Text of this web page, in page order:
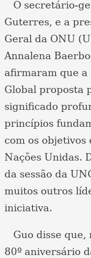
O secretário-
Guterres, e a
Geral da ONU
Annalena
afirmaram que
Global proposta
significado
princípios
com os
Nações Unidas.
da sessão da
muitos outros
iniciativa.
Guo disse que,
80º aniversário